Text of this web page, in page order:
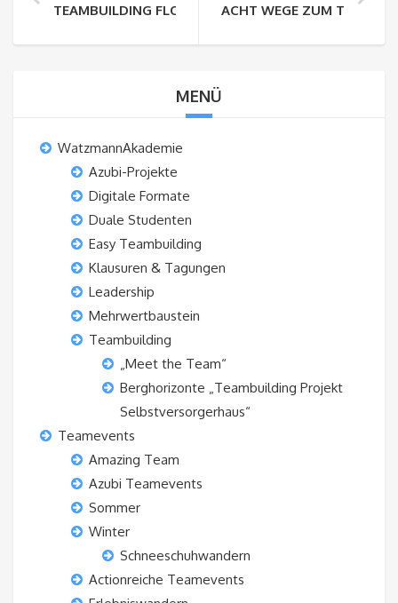
TEAMBUILDING FLOSSBAUEN AM CHIEMSEE
ACHT WEGE ZUM
MENÜ
WatzmannAkademie
Azubi-Projekte
Digitale Formate
Duale Studenten
Easy Teambuilding
Klausuren & Tagungen
Leadership
Mehrwertbaustein
Teambuilding
„Meet the Team“
Berghorizonte „Teambuilding Projekt
Selbstversorgerhaus“
Teamevents
Amazing Team
Azubi Teamevents
Sommer
Winter
Schneeschuhwandern
Actionreiche Teamevents